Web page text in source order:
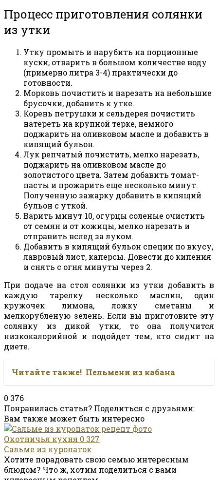
Процесс приготовления солянки
из утки
Утку промыть и нарубить на порционные
куски, отварить в большом количестве воду
(примерно литра 3-4) практически до
готовности.
Морковь почистить и нарезать на небольшие
брусочки, добавить к утке.
Корень петрушки и сельдерея почистить
натереть на крупной терке, немного
поджарить на оливковом масле и добавить в
кипящий бульон.
Лук репчатый почистить, мелко нарезать,
поджарить на оливковом масле до
золотистого цвета. Затем добавить томат-
пасты и прожарить еще несколько минут.
Полученную зажарку добавить в кипящий
бульон с уткой.
Варить минут 10, огурцы соленые очистить
от семян и от кожицы, мелко нарезать и
отправить вслед за луком.
Добавить в кипящий бульон специи по вкусу,
лавровый лист, каперсы. Довести до кипения
и снять с огня минуты через 2.
При подаче на стол солянки из утки добавить в
каждую тарелку несколько маслин, один
кружочек лимона, ложку сметаны и
мелкорубленую зелень. Если вы приготовите эту
солянку из дикой утки, то она получится
низкокалорийной и подойдет тем, кто сидит на
диете.
Читайте также! Пельмени из кабана
0 376
Понравилась статья? Поделиться с друзьями:
Вам также может быть интересно
Охотничья кухня 0 327
Сальме из куропаток
Хотите порадовать свою семью интересным
блюдом? Что ж, хотим поделиться с вами